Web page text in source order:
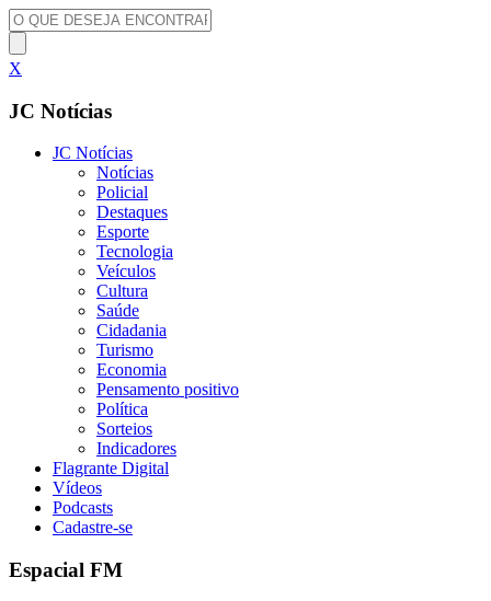
X
JC Notícias
JC Notícias
Notícias
Policial
Destaques
Esporte
Tecnologia
Veículos
Cultura
Saúde
Cidadania
Turismo
Economia
Pensamento positivo
Política
Sorteios
Indicadores
Flagrante Digital
Vídeos
Podcasts
Cadastre-se
Espacial FM